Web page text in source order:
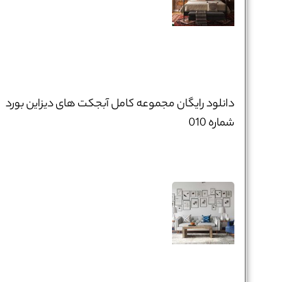
دانلود رایگان مجموعه کامل آبجکت های دیزاین بورد
شماره 010
نام و نام خانوادگی : *